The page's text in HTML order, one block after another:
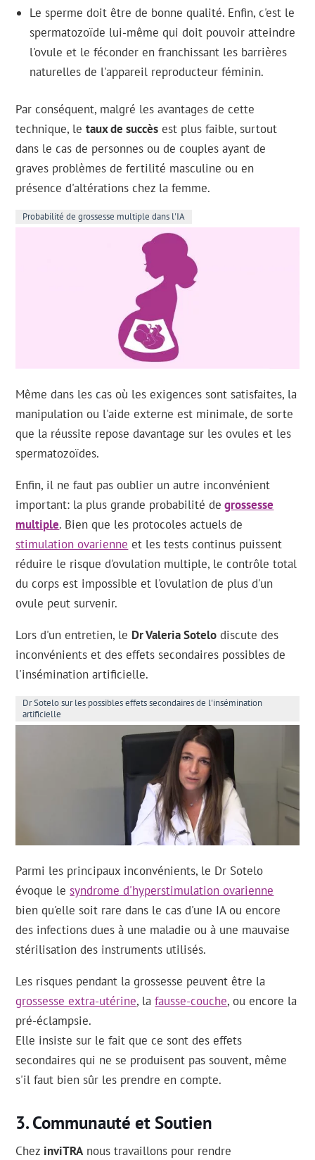
Le sperme doit être de bonne qualité. Enfin, c'est le
spermatozoïde lui-même qui doit pouvoir atteindre
l'ovule et le féconder en franchissant les barrières
naturelles de l'appareil reproducteur féminin.
Par conséquent, malgré les avantages de cette
technique, letaux de succès est plus faible, surtout
dans le cas de personnes ou de couples ayant de
graves problèmes de fertilité masculine ou en
présence d'altérations chez la femme.
Probabilité de grossesse multiple dans l'IA
Même dans les cas où les exigences sont satisfaites, la
manipulation ou l'aide externe est minimale, de sorte
que la réussite repose davantage sur les ovules et les
spermatozoïdes.
Enfin, il ne faut pas oublier un autre inconvénient
important: la plus grande probabilité de grossesse
multiple. Bien que les protocoles actuels de
stimulation ovarienne et les tests continus puissent
réduire le risque d'ovulation multiple, le contrôle total
du corps est impossible et l'ovulation de plus d'un
ovule peut survenir.
Lors d'un entretien, le Dr Valeria Sotelo discute des
inconvénients et des effets secondaires possibles de
l'insémination artificielle.
Dr Sotelo sur les possibles effets secondaires de l'insémination
artificielle
Parmi les principaux inconvénients, le Dr Sotelo
évoque lesyndrome d'hyperstimulation ovarienne
bien qu'elle soit rare dans le cas d'une IA ou encore
des infections dues à une maladie ou à une mauvaise
stérilisation des instruments utilisés.
Les risques pendant la grossesse peuvent être la
grossesse extra-utérine, lafausse-couche, ou encore la
pré-éclampsie.
Elle insiste sur le fait que ce sont des effets
secondaires qui ne se produisent pas souvent, même
s'il faut bien sûr les prendre en compte.
Communauté et Soutien
Chez inviTRA nous travaillons pour rendre